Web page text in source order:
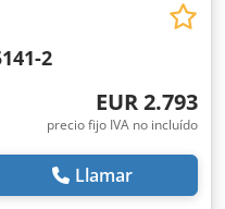
2
EUR 2.793
precio fijo IVA no incluído
Llamar